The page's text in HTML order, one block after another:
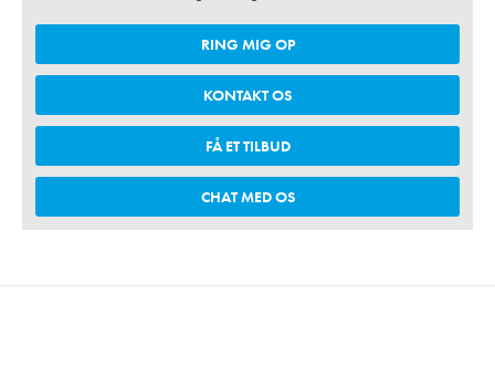
RING MIG OP
KONTAKT OS
FÅ ET TILBUD
CHAT MED OS